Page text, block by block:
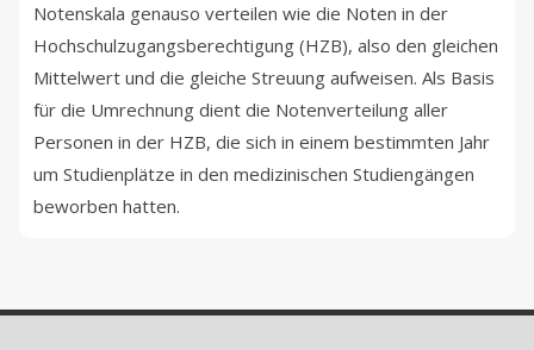
Notenskala genauso verteilen wie die Noten in der
Hochschulzugangsberechtigung (HZB), also den gleichen
Mittelwert und die gleiche Streuung aufweisen. Als Basis
für die Umrechnung dient die Notenverteilung aller
Personen in der HZB, die sich in einem bestimmten Jahr
um Studienplätze in den medizinischen Studiengängen
beworben hatten.